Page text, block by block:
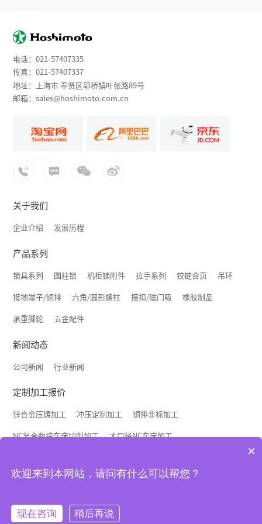
电话：021-57407335
传真：021-57407337
地址：上海市 奉贤区邬桥镇叶张路89号
邮箱：sales@hoshimoto.com.cn
关于我们
企业介绍 发展历程
产品系列
锁具系列 圆柱锁 机柜锁附件 拉手系列 铰链合页
吊环
接地端子/铜排
六角/圆形螺柱 搭扣/磁门吸
橡胶制品
承重脚轮
五金配件
新闻动态
公司新闻 行业新闻
定制加工报价
锌合金压铸加工 冲压定制加工
铜排非标加工
NC复合数控车床切削加工
大口径NC车床加工
Copyright © 2023 星本机电配件 All rights reserved
沪ICP备11024793号-1
×
欢迎来到本网站，请问有什么可以帮您？
现在咨询 稍后再说